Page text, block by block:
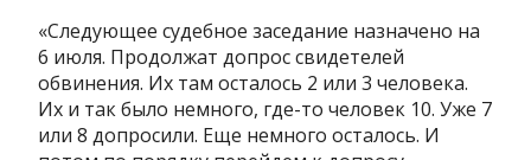
«Следующее судебное заседание назначено на
6 июля. Продолжат допрос свидетелей
обвинения. Их там осталось 2 или 3 человека.
Их и так было немного, где-то человек 10. Уже 7
или 8 допросили. Еще немного осталось. И